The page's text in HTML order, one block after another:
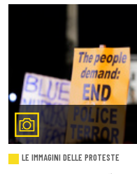
LE IMMAGINI DELLE PROTESTE